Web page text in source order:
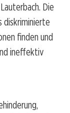
Die
diskriminierte
finden und
ineffektiv